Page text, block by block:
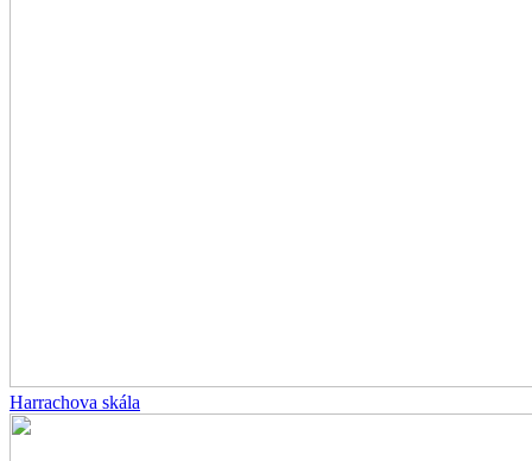
Harrachova skála